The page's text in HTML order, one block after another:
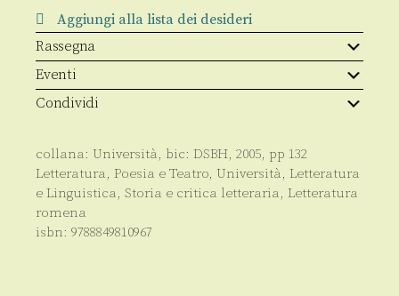
Il
«caso
Cioran»
tra
psicanalisi
e
filosofia
quantità
Aggiungi alla lista dei desideri
Rassegna
Eventi
Condividi
collana: Università, bic: DSBH, 2005, pp 132
Letteratura, Poesia e Teatro, Università, Letteratura
e Linguistica, Storia e critica letteraria, Letteratura
romena
isbn: 9788849810967